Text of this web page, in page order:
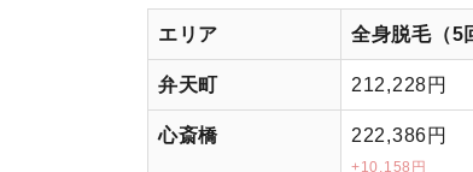
エリア 全身脱毛（5
弁天町 212,228円
心斎橋 222,386円
+10,158円